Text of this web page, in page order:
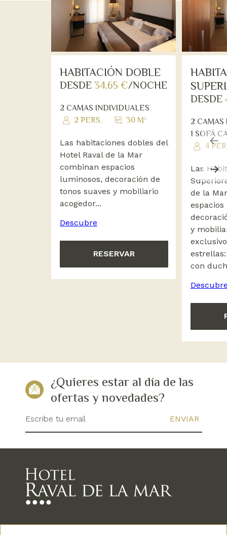
HABITACIÓN DOBLE
DESDE 34,65 €/NOCHE
2 CAMAS INDIVIDUALES
2 PERS.
30 M²
Las habitaciones dobles del
Hotel Raval de la Mar
combinan espacios
luminosos, decoración de
tonos suaves y mobiliario
acogedor...
Descubre
RESERVAR
DESDE
2 CAMAS
1 SOFÁ
4
Las
de la
y
con
¿Quieres estar al día de las
ofertas y novedades?
Escribe tu email